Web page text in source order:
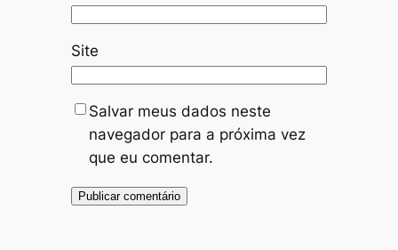
Site
Salvar meus dados neste
navegador para a próxima vez
que eu comentar.